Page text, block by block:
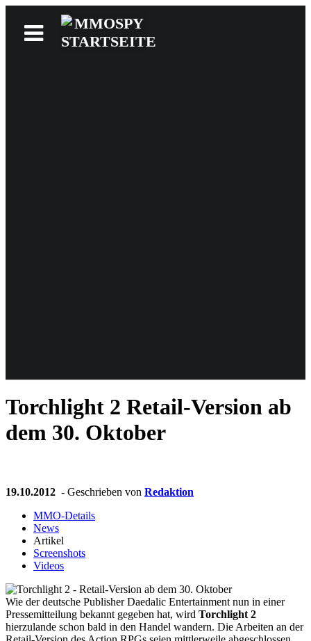
Follow us
Torchlight 2 Retail-Version ab
dem 30. Oktober
19.10.2012 - Geschrieben von Redaktion
MMO-Details
News
Artikel
Screenshots
Videos
Wie der deutsche Publisher Daedalic Entertainment nun in einer
Pressemitteilung bekannt gegeben hat, wird Torchlight 2
hierzulande schon bald in den Handel wandern. Die Arbeiten an der